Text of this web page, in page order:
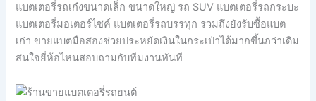
แบตเตอรี่รถเก๋งขนาดเล็ก ขนาดใหญ่ รถ SUV แบตเตอรี่รถกระบะ
แบตเตอรี่มอเตอร์ไซค์ แบตเตอรี่รถบรรทุก รวมถึงยังรับซื้อแบต
เก่า ขายแบตมือสองช่วยประหยัดเงินในกระเป๋าได้มากขึ้นกว่าเดิม
สนใจยี่ห้อไหนสอบถามกับทีมงานทันที